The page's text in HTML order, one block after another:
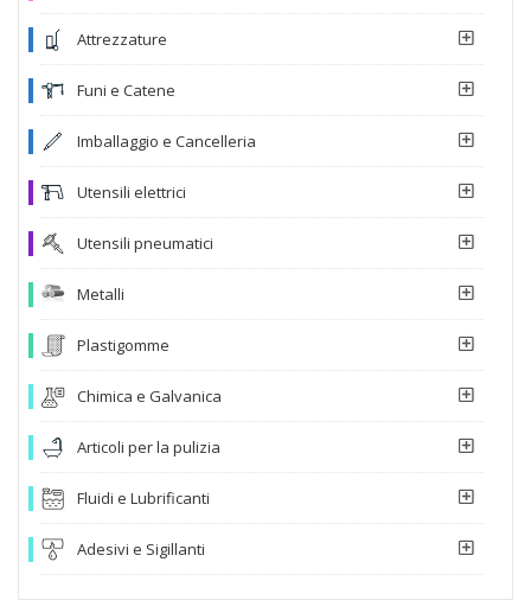
Attrezzature
Funi e Catene
Imballaggio e Cancelleria
Utensili elettrici
Utensili pneumatici
Metalli
Plastigomme
Chimica e Galvanica
Articoli per la pulizia
Fluidi e Lubrificanti
Adesivi e Sigillanti